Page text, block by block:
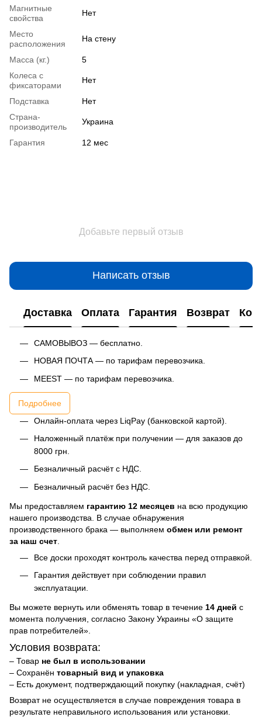
Магнитные
свойства
Нет
Место
расположения
На стену
Масса (кг.)
5
Колеса с
фиксаторами
Нет
Подставка
Нет
Страна-
производитель
Украина
Гарантия 12 мес
Добавьте первый отзыв
Написать отзыв
Доставка Оплата Гарантия Возврат
САМОВЫВОЗ — бесплатно.
НОВАЯ ПОЧТА — по тарифам перевозчика.
MEEST — по тарифам перевозчика.
Подробнее
Онлайн-оплата через LiqPay (банковской картой).
Наложенный платёж при получении — для заказов до
8000 грн.
Безналичный расчёт с НДС.
Безналичный расчёт без НДС.
Мы предоставляем гарантию 12 месяцев на всю продукцию
нашего производства. В случае обнаружения
производственного брака — выполняем обмен или ремонт
за наш счет
Все доски проходят контроль качества перед отправкой.
Гарантия действует при соблюдении правил
эксплуатации.
Вы можете вернуть или обменять товар в течение 14 дней с
момента получения, согласно Закону Украины «О защите
прав потребителей».
Условия возврата:
– Товар не был в использовании
– Сохранён товарный вид и упаковка
– Есть документ, подтверждающий покупку (накладная, счёт)
Возврат не осуществляется в случае повреждения товара в
результате неправильного использования или установки.